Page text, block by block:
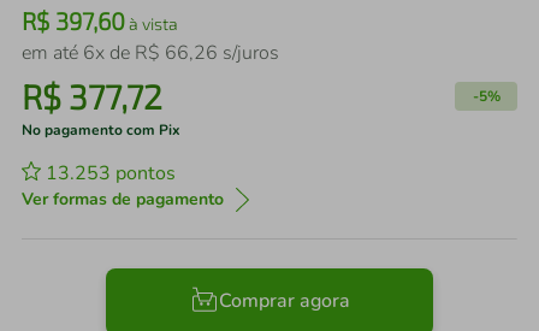
R$ 397,60à vista
em até 6x de R$ 66,26 s/juros
R$ 377,72 -5%
No pagamento com Pix
13.253 pontos
Ver formas de pagamento
Comprar agora